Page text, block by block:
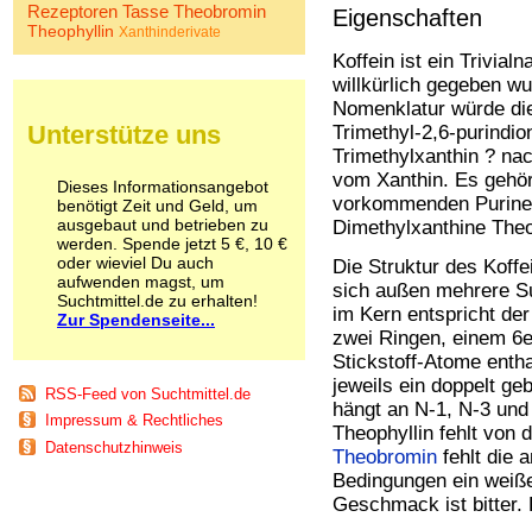
Eigenschaften
Koffein ist ein
willkürlich gegeben
Nomenklatur würde
Trimethyl-2,6-
Trimethylxanthin ?
vom Xanthin. Es
vorkommenden
Dimethylxanthine
Die Struktur des
sich außen mehrere
im Kern entspricht
zwei Ringen, einem
Stickstoff-Atome
jeweils ein doppelt
hängt an N-1, N-3
Theophyllin fehlt von
Theobromin fehlt die
Bedingungen ein
Geschmack ist bitter.
Meskalin
Metamphetamin
Morphin
Nikotin
Poppers
Psychopharmaka
Schlafmittel
Schmerzmittel
Schnüffelstoffe
Spice
Sucht / Süchte
Alkoholsucht
Co-Abhängigkeit
Computersucht
Ess-Brechsucht
Rezeptoren Tasse Theobromin
Theophyllin Xanthinderivate
Unterstütze uns
Dieses Informationsangebot
benötigt Zeit und Geld, um
ausgebaut und betrieben zu
werden. Spende jetzt 5 €, 10 €
oder wieviel Du auch
aufwenden magst, um
Suchtmittel.de zu erhalten!
Zur Spendenseite...
RSS-Feed von Suchtmittel.de
Impressum & Rechtliches
Datenschutzhinweis